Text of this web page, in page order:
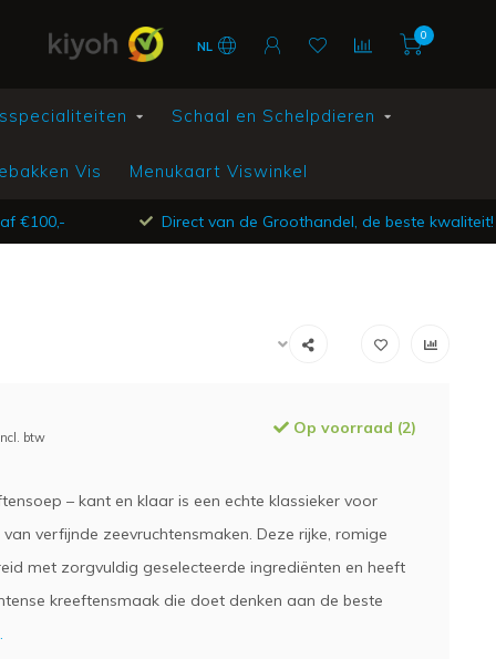
NL
0
Schaal en Schelpdieren
Vis Menukaart Viswinkel
€100,- Direct van de Groothandel, de beste kwaliteit!
btw Op voorraad (2)
– kant en klaar is een echte klassieker voor
van verfijnde zeevruchtensmaken. Deze rijke, romige
met zorgvuldig geselecteerde ingrediënten en heeft
kreeftensmaak die doet denken aan de beste